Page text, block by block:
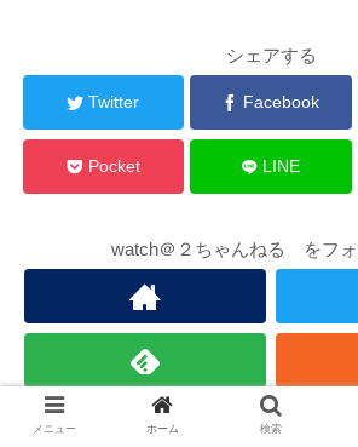
シェアする
Twitter Facebook
Pocket LINE
watch＠２ちゃんねる をフォ
メニュー ホーム 検索